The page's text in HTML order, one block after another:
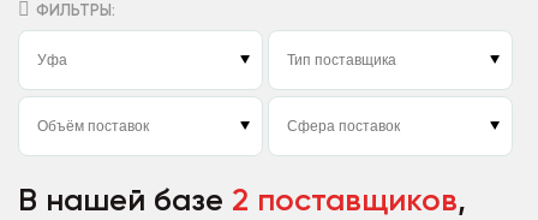
ФИЛЬТРЫ:
В нашей базе 2 поставщиков,